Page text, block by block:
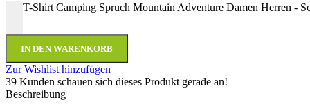
-
T-Shirt Camping Spruch Mountain Adventure Damen Herren -
IN DEN WARENKORB
Zur Wishlist hinzufügen
39 Kunden schauen sich dieses Produkt gerade an!
Beschreibung